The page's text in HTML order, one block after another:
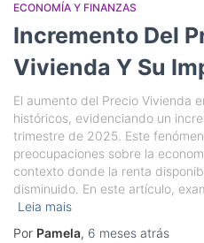
ECONOMÍA Y FINANZAS
Incremento Del
Vivienda Y Su
El aumento del Precio Vivienda
históricos, evidenciando un
trimestre de 2025. Este
preocupaciones sobre la
contexto donde la renta
disminuido. En este artículo,
Leia mais
Por Pamela, 6 meses atrás